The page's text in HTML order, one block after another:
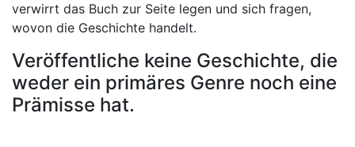
verwirrt das Buch zur Seite legen und sich fragen,
wovon die Geschichte handelt.
Veröffentliche keine Geschichte, die
weder ein primäres Genre noch eine
Prämisse hat.